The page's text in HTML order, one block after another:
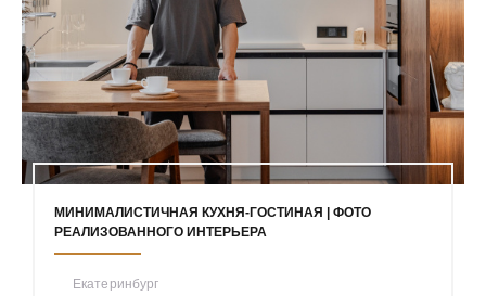
МИНИМАЛИСТИЧНАЯ КУХНЯ-ГОСТИНАЯ | ФОТО
РЕАЛИЗОВАННОГО ИНТЕРЬЕРА
Екатеринбург